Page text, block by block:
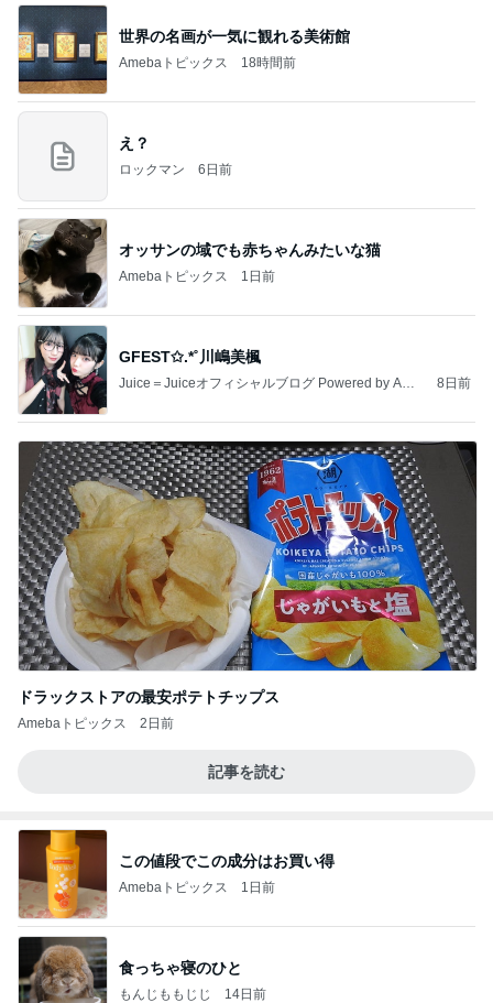
世界の名画が一気に観れる美術館
Amebaトピックス 18時間前
え？
ロックマン 6日前
オッサンの域でも赤ちゃんみたいな猫
Amebaトピックス 1日前
GFEST✩.*˚川嶋美楓
Juice＝Juiceオフィシャルブログ Powered by Ame
8日前
ドラックストアの最安ポテトチップス
Amebaトピックス 2日前
記事を読む
この値段でこの成分はお買い得
Amebaトピックス 1日前
食っちゃ寝のひと
もんじももじじ 14日前